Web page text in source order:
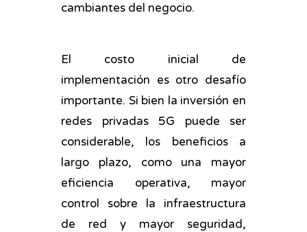
cambiantes del negocio.
El costo inicial de
implementación es otro desafío
importante. Si bien la inversión en
redes privadas 5G puede ser
considerable, los beneficios a
largo plazo, como una mayor
eficiencia operativa, mayor
control sobre la infraestructura
de red y mayor seguridad,